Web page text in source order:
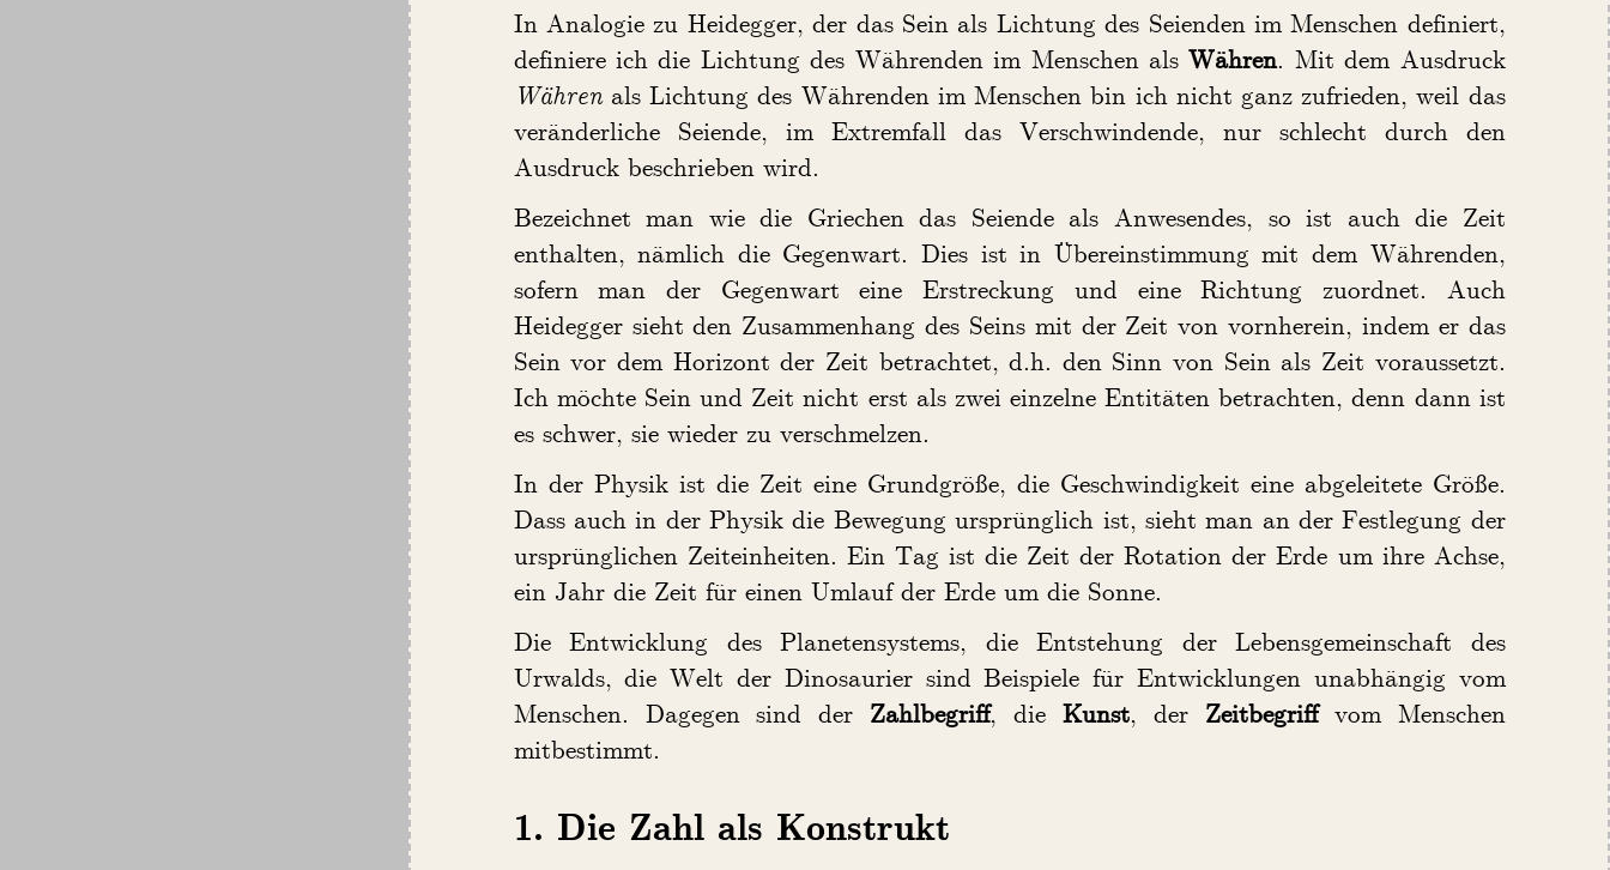
In Analogie zu Heidegger, der das Sein als Lichtung des Seienden im Menschen definiert,
definiere ich die Lichtung des Währenden im Menschen alsWähren. Mit dem Ausdruck
Währenals Lichtung des Währenden im Menschen bin ich nicht ganz zufrieden, weil das
veränderliche Seiende, im Extremfall das Verschwindende, nur schlecht durch den
Ausdruck beschrieben wird.
Bezeichnet man wie die Griechen das Seiende als Anwesendes, so ist auch die Zeit
enthalten, nämlich die Gegenwart. Dies ist in Übereinstimmung mit dem Währenden,
sofern man der Gegenwart eine Erstreckung und eine Richtung zuordnet. Auch
Heidegger sieht den Zusammenhang des Seins mit der Zeit von vornherein, indem er das
Sein vor dem Horizont der Zeit betrachtet, d.h. den Sinn von Sein als Zeit voraussetzt.
Ich möchte Sein und Zeit nicht erst als zwei einzelne Entitäten betrachten, denn dann ist
es schwer, sie wieder zu verschmelzen.
In der Physik ist die Zeit eine Grundgröße, die Geschwindigkeit eine abgeleitete Größe.
Dass auch in der Physik die Bewegung ursprünglich ist, sieht man an der Festlegung der
ursprünglichen Zeiteinheiten. Ein Tag ist die Zeit der Rotation der Erde um ihre Achse,
ein Jahr die Zeit für einen Umlauf der Erde um die Sonne.
Die Entwicklung des Planetensystems, die Entstehung der Lebensgemeinschaft des
Urwalds, die Welt der Dinosaurier sind Beispiele für Entwicklungen unabhängig vom
Menschen. Dagegen sind der Zahlbegriff, dieKunst, der Zeitbegriffvom Menschen
mitbestimmt.
1. Die Zahl als Konstrukt